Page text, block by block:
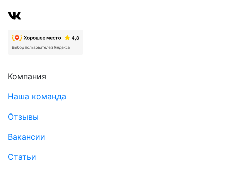
Компания
Наша команда
Отзывы
Вакансии
Статьи